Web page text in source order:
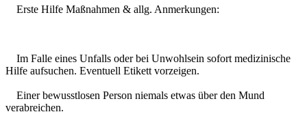
Erste Hilfe Maßnahmen & allg. Anmerkungen:
Im Falle eines Unfalls oder bei Unwohlsein sofort medizinische
Hilfe aufsuchen. Eventuell Etikett vorzeigen.
Einer bewusstlosen Person niemals etwas über den Mund
verabreichen.